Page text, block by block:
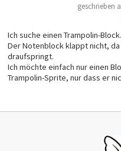
geschrieben
Ich suche einen Trampolin-Block.
Der Notenblock klappt nicht,
draufspringt.
Ich möchte einfach nur einen
Trampolin-Sprite, nur dass er